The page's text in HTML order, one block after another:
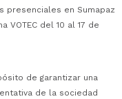
presenciales en Sumapaz
del 10 al 17 de
de garantizar una
de la sociedad